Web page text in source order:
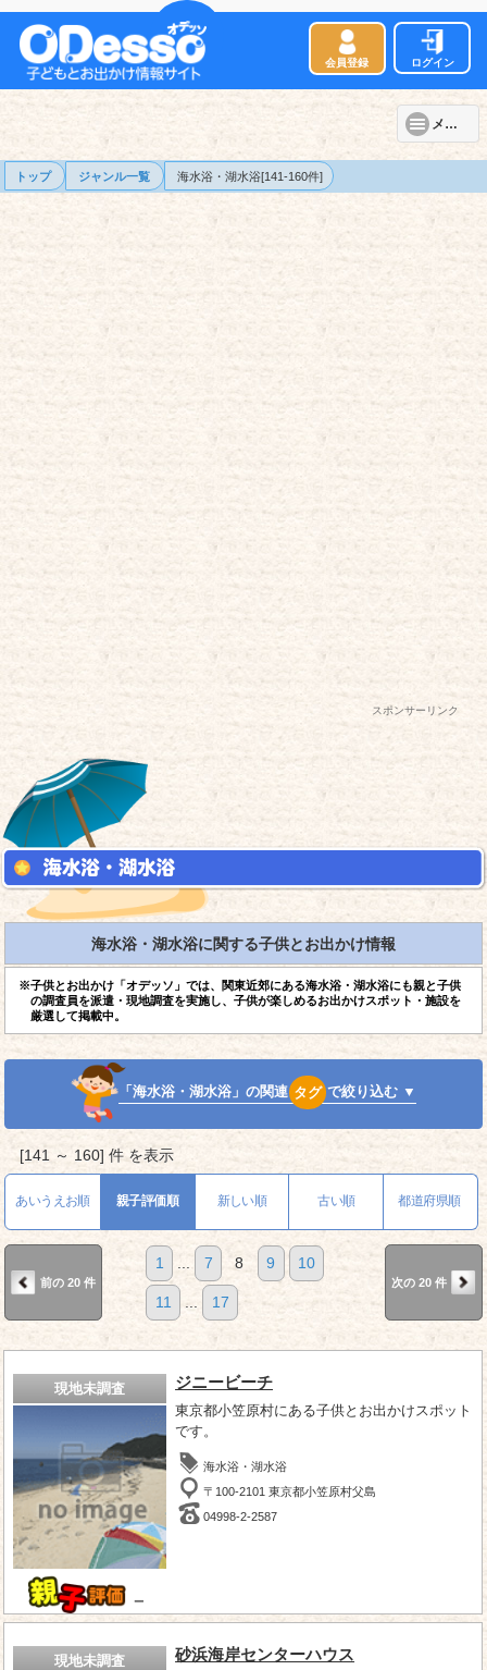
会員登録 ログイン
メニュー
トップ ジャンル一覧 海水浴・湖水浴[141-160件]
スポンサーリンク
海水浴・湖水浴に関する子供とお出かけ情報
※子供とお出かけ「オデッソ」では、関東近郊にある海水浴・湖水浴にも親と子供
の調査員を派遣・現地調査を実施し、子供が楽しめるお出かけスポット・施設を
厳選して掲載中。
「海水浴・湖水浴」の関連 タグ で絞り込む ▼
[141 ～ 160] 件 を表示
あいうえお順 親子評価順 新しい順 古い順 都道府県順
前の 20 件
1 ... 7 8 9 10
11 ... 17
次の 20 件
現地未調査
－
ジニービーチ
東京都小笠原村にある子供とお出かけスポット
です。
海水浴・湖水浴
〒100-2101 東京都小笠原村父島
04998-2-2587
現地未調査 砂浜海岸センターハウス